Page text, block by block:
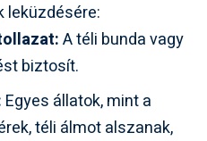
leküzdésére:
A téli bunda vagy
biztosít.
Egyes állatok, mint a
téli álmot alszanak,